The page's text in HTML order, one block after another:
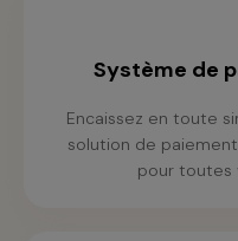
Système de
Encaissez en toute
solution de
pour toutes